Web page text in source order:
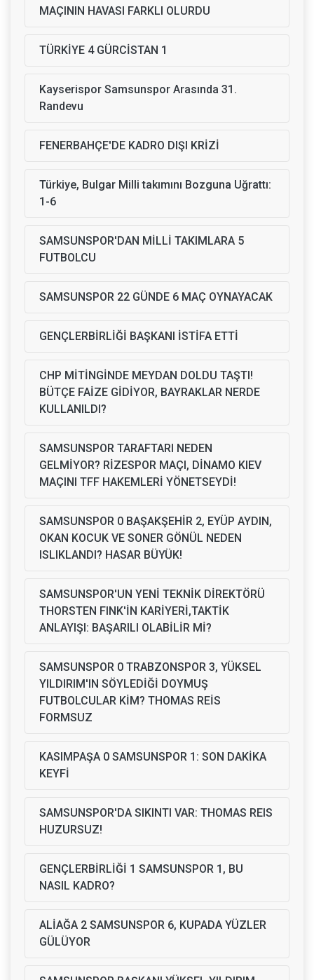
MAÇININ HAVASI FARKLI OLURDU
TÜRKİYE 4 GÜRCİSTAN 1
Kayserispor Samsunspor Arasında 31.
Randevu
FENERBAHÇE'DE KADRO DIŞI KRİZİ
Türkiye, Bulgar Milli takımını Bozguna Uğrattı:
1-6
SAMSUNSPOR'DAN MİLLİ TAKIMLARA 5
FUTBOLCU
SAMSUNSPOR 22 GÜNDE 6 MAÇ OYNAYACAK
GENÇLERBİRLİĞİ BAŞKANI İSTİFA ETTİ
CHP MİTİNGİNDE MEYDAN DOLDU TAŞTI!
BÜTÇE FAİZE GİDİYOR, BAYRAKLAR NERDE
KULLANILDI?
SAMSUNSPOR TARAFTARI NEDEN
GELMİYOR? RİZESPOR MAÇI, DİNAMO KIEV
MAÇINI TFF HAKEMLERİ YÖNETSEYDİ!
SAMSUNSPOR 0 BAŞAKŞEHİR 2, EYÜP AYDIN,
OKAN KOCUK VE SONER GÖNÜL NEDEN
ISLIKLANDI? HASAR BÜYÜK!
SAMSUNSPOR'UN YENİ TEKNİK DİREKTÖRÜ
THORSTEN FINK'İN KARİYERİ,TAKTİK
ANLAYIŞI: BAŞARILI OLABİLİR Mİ?
SAMSUNSPOR 0 TRABZONSPOR 3, YÜKSEL
YILDIRIM'IN SÖYLEDİĞİ DOYMUŞ
FUTBOLCULAR KİM? THOMAS REİS
FORMSUZ
KASIMPAŞA 0 SAMSUNSPOR 1: SON DAKİKA
KEYFİ
SAMSUNSPOR'DA SIKINTI VAR: THOMAS REIS
HUZURSUZ!
GENÇLERBİRLİĞİ 1 SAMSUNSPOR 1, BU
NASIL KADRO?
ALİAĞA 2 SAMSUNSPOR 6, KUPADA YÜZLER
GÜLÜYOR